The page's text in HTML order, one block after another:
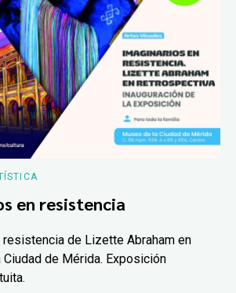
en resistencia
resistencia de Lizette Abraham en
de Mérida. Exposición